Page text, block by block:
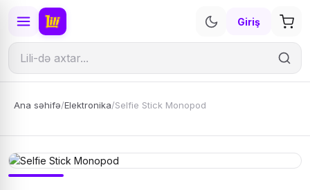
Giriş
Ana səhifə/Elektronika/Selfie Stick Monopod